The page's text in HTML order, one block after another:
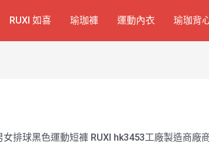
RUXI 如喜 瑜珈褲 運動內衣 瑜珈背